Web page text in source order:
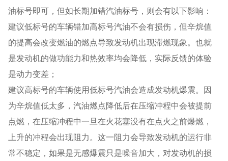
油标号即可，但如长期加错汽油标号，则会有以下影响：
建议低标号的车辆错加高标号汽油不会有损伤，但辛烷值
的提高会改变燃油的燃点导致发动机出现滞燃现象。也就
是发动机的做功能力和热效率均会降低，实际反馈的体验
是动力变差；
建议高标号的车辆使用低标号汽油会造成发动机爆震。因
为辛烷值低太多，汽油燃点降低后在压缩冲程中会被提前
点燃，在压缩冲程中一旦在火花塞没有在点火之前爆燃，
上升的冲程会出现阻力。这一阻力会导致发动机的运行非
常不稳定，如果是无感爆震只是噪音加大，对发动机的损